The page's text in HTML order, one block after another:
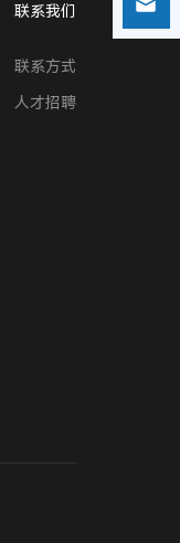
联系我们
联系方式
人才招聘